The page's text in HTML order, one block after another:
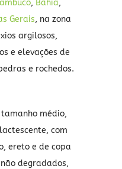
, Bahia,
Gerais, na zona
argilosos,
e elevações de
e rochedos.
médio,
com
ereto e de copa
degradados,